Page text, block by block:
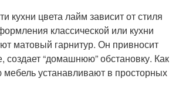
кухни цвета лайм зависит от стиля
классической или кухни
матовый гарнитур. Он привносит
создает “домашнюю” обстановку. Как
устанавливают в просторных